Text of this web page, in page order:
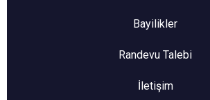
Bayilikler
Randevu Talebi
İletişim